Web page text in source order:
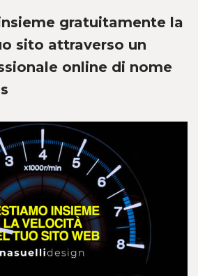
gratuitamente la
sito attraverso un
online di nome